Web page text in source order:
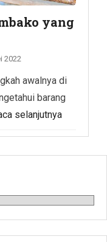
yang
2022
awalnya di
barang
selanjutnya